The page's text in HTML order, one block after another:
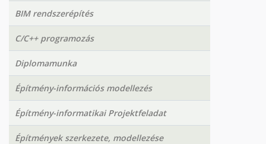
BIM rendszerépítés
C/C++ programozás
Diplomamunka
Építmény-információs modellezés
Építmény-informatikai Projektfeladat
Építmények szerkezete, modellezése